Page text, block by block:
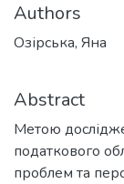
Authors
Озірська, Яна
Abstract
Метою
податкового
проблем та